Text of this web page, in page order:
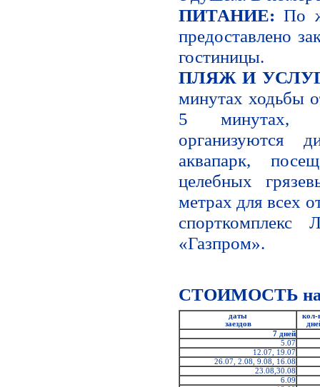
ПИТАНИЕ: По
предоставлено
гостиницы.
ПЛЯЖ И
минутах ходьбы
5 минутах,
организуются
аквапарк,
целебных
метрах для всех
«Газпром».
СТОИМОСТЬ на
даты
заездов
кол-
7 дней
5.07
12.07, 19.07
26.07, 2.08, 9.08, 16.08
23.08,30.08
6.09